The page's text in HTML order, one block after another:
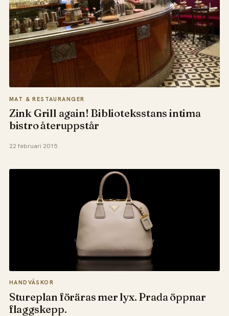
MAT & RESTAURANGER
Zink Grill again! Biblioteksstans intima
bistro återuppstår
22 februari 2015
HANDVÄSKOR
Stureplan föräras mer lyx. Prada öppnar
flaggskepp.